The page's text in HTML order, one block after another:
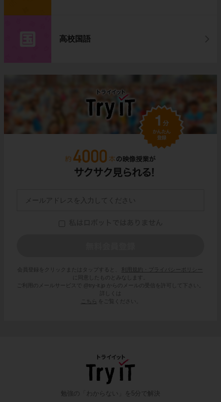
高校国語
会員登録をクリックまたはタップすると、
利用規約・プライバシーポリシー
に同意したものとみなします。
ご利用のメールサービスで @try-it.jp からのメールの受信を許可して下さい。
詳しくは
こちら
をご覧ください。
勉強の「わからない」を5分で解決